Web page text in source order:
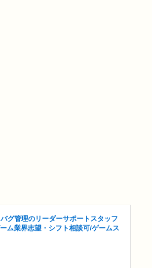
グ管理のリーダーサポートスタッフ
ム業界志望・シフト相談可/ゲームス